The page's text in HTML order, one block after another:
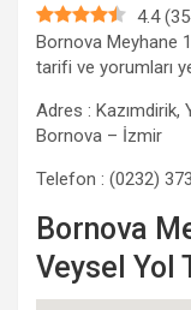
4.4 (
Bornova Meyhane
tarifi ve yorumları
Adres : Kazımdirik,
Bornova – İzmir
Telefon : (0232)
Bornova
Veysel Yol